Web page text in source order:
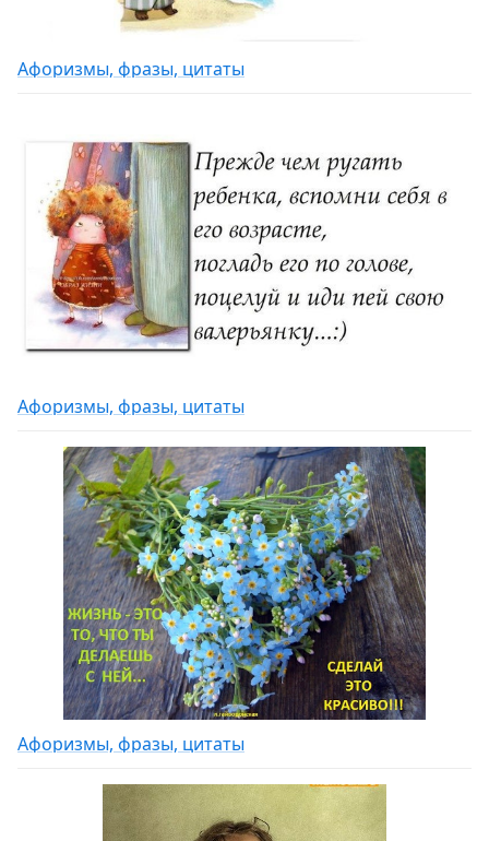
Афоризмы, фразы, цитаты
Афоризмы, фразы, цитаты
Афоризмы, фразы, цитаты